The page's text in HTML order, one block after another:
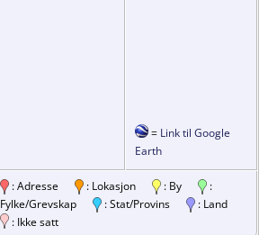
= Link til Google
Earth
: Adresse : Lokasjon : By
:
Fylke/Grevskap
: Stat/Provins
: Land
: Ikke satt